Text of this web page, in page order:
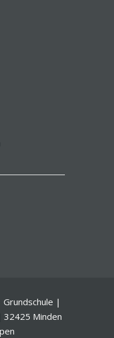
Grundschule |
Minden